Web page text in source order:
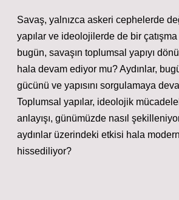
Savaş, yalnızca askeri cephelerde
yapılar ve ideolojilerde de bir çatışma
bugün, savaşın toplumsal yapıyı
hala devam ediyor mu? Aydınlar,
gücünü ve yapısını sorgulamaya
Toplumsal yapılar, ideolojik
anlayışı, günümüzde nasıl
aydınlar üzerindeki etkisi hala
hissediliyor?